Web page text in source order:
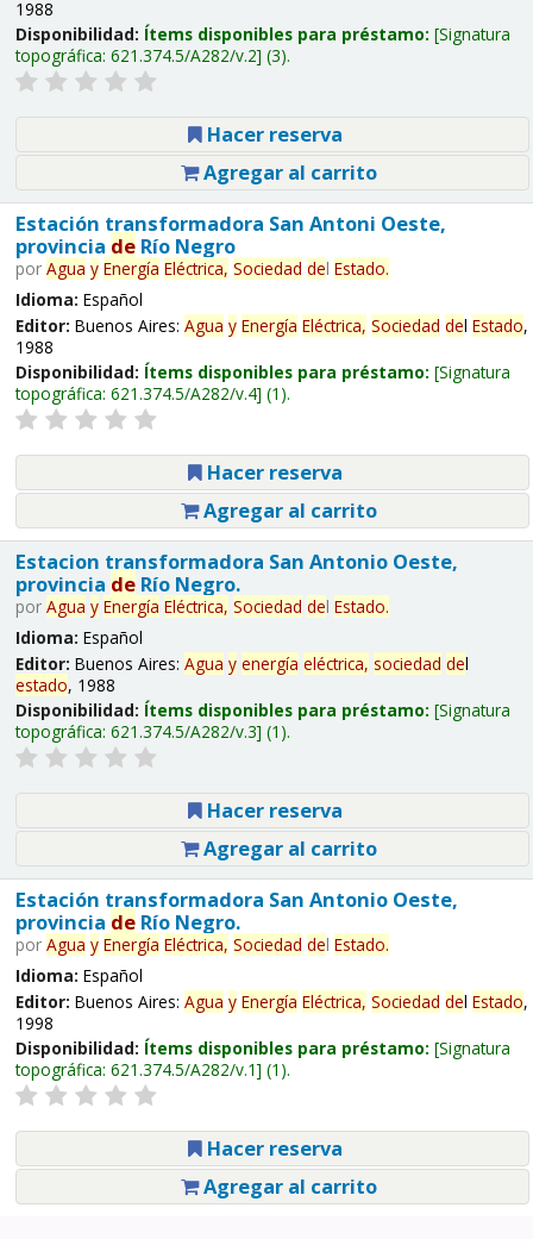
1988
Disponibilidad: Ítems disponibles para préstamo: Signatura
topográfica: 621.374.5/A282/v.2 (3).
Hacer reserva
Agregar al carrito
Estación transformadora San Antoni Oeste,
provincia deRío Negro
por Agua y Energía Eléctrica, Sociedad del Estado.
Idioma: Español
Editor: Buenos Aires: Agua y Energía Eléctrica, Sociedad del Estado,
1988
Disponibilidad: Ítems disponibles para préstamo: Signatura
topográfica: 621.374.5/A282/v.4 (1).
Hacer reserva
Agregar al carrito
Estacion transformadora San Antonio Oeste,
provincia deRío Negro.
por Agua y Energía Eléctrica, Sociedad del Estado.
Idioma: Español
Editor: Buenos Aires: Agua y energía eléctrica, sociedad del
estado, 1988
Disponibilidad: Ítems disponibles para préstamo: Signatura
topográfica: 621.374.5/A282/v.3 (1).
Hacer reserva
Agregar al carrito
Estación transformadora San Antonio Oeste,
provincia deRío Negro.
por Agua y Energía Eléctrica, Sociedad del Estado.
Idioma: Español
Editor: Buenos Aires: Agua y Energía Eléctrica, Sociedad del Estado,
1998
Disponibilidad: Ítems disponibles para préstamo: Signatura
topográfica: 621.374.5/A282/v.1 (1).
Hacer reserva
Agregar al carrito